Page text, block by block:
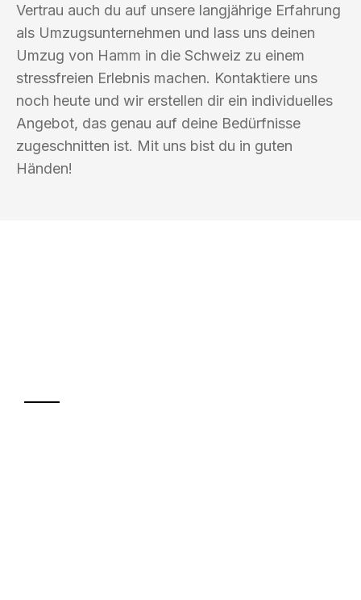
Vertrau auch du auf unsere langjährige Erfahrung
als Umzugsunternehmen und lass uns deinen
Umzug von Hamm in die Schweiz zu einem
stressfreien Erlebnis machen. Kontaktiere uns
noch heute und wir erstellen dir ein individuelles
Angebot, das genau auf deine Bedürfnisse
zugeschnitten ist. Mit uns bist du in guten
Händen!